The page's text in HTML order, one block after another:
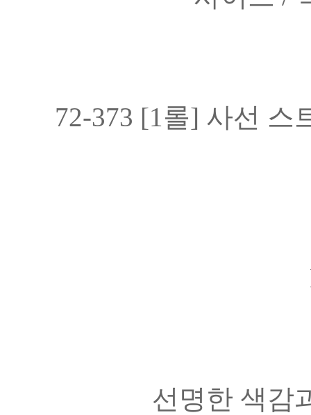
72-373 [1롤] 사선 스
선명한 색감